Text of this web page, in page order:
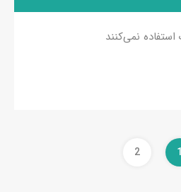
نمی‌کنند
1
2